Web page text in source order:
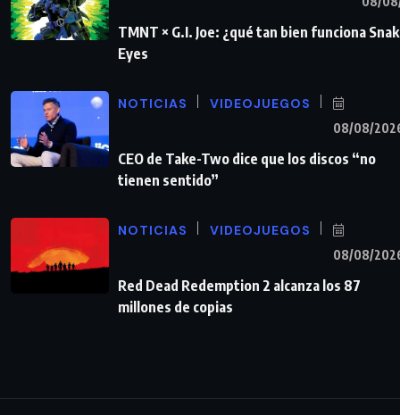
TMNT × G.I. Joe: ¿qué tan bien funciona
Eyes
NOTICIAS VIDEOJUEGOS
08/08/
CEO de Take-Two dice que los discos “no
tienen sentido”
NOTICIAS VIDEOJUEGOS
08/08/
Red Dead Redemption 2 alcanza los 87
millones de copias